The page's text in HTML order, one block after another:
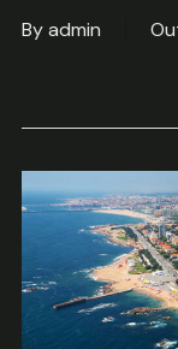
By admin